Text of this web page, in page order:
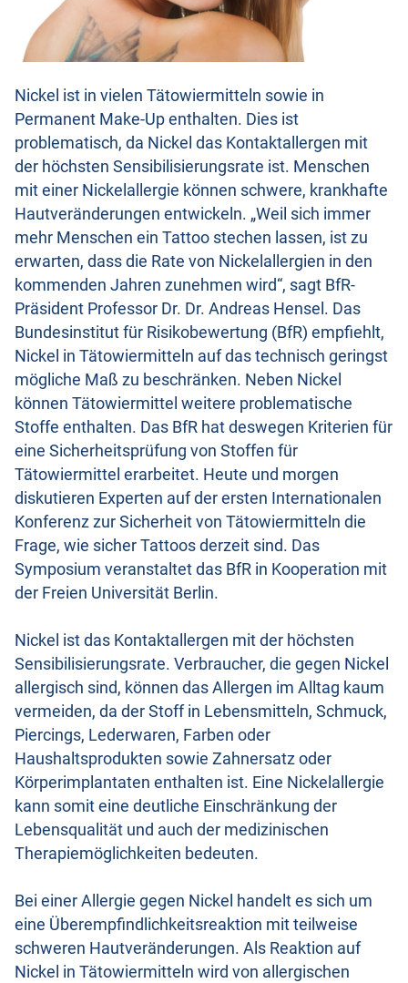
Nickel ist in vielen Tätowiermitteln sowie in
Permanent Make-Up enthalten. Dies ist
problematisch, da Nickel das Kontaktallergen mit
der höchsten Sensibilisierungsrate ist. Menschen
mit einer Nickelallergie können schwere, krankhafte
Hautveränderungen entwickeln. „Weil sich immer
mehr Menschen ein Tattoo stechen lassen, ist zu
erwarten, dass die Rate von Nickelallergien in den
kommenden Jahren zunehmen wird“, sagt BfR-
Präsident Professor Dr. Dr. Andreas Hensel. Das
Bundesinstitut für Risikobewertung (BfR) empfiehlt,
Nickel in Tätowiermitteln auf das technisch geringst
mögliche Maß zu beschränken. Neben Nickel
können Tätowiermittel weitere problematische
Stoffe enthalten. Das BfR hat deswegen Kriterien für
eine Sicherheitsprüfung von Stoffen für
Tätowiermittel erarbeitet. Heute und morgen
diskutieren Experten auf der ersten Internationalen
Konferenz zur Sicherheit von Tätowiermitteln die
Frage, wie sicher Tattoos derzeit sind. Das
Symposium veranstaltet das BfR in Kooperation mit
der Freien Universität Berlin.
Nickel ist das Kontaktallergen mit der höchsten
Sensibilisierungsrate. Verbraucher, die gegen Nickel
allergisch sind, können das Allergen im Alltag kaum
vermeiden, da der Stoff in Lebensmitteln, Schmuck,
Piercings, Lederwaren, Farben oder
Haushaltsprodukten sowie Zahnersatz oder
Körperimplantaten enthalten ist. Eine Nickelallergie
kann somit eine deutliche Einschränkung der
Lebensqualität und auch der medizinischen
Therapiemöglichkeiten bedeuten.
Bei einer Allergie gegen Nickel handelt es sich um
eine Überempfindlichkeitsreaktion mit teilweise
schweren Hautveränderungen. Als Reaktion auf
Nickel in Tätowiermitteln wird von allergischen